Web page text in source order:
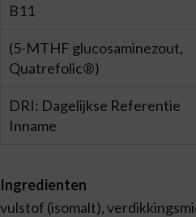
B11
(5-MTHF glucosaminezout,
Quatrefolic®)
DRI: Dagelijkse Referentie
Inname
Ingredienten
vulstof (isomalt),